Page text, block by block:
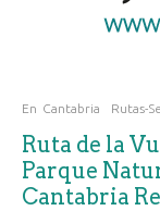
En Cantabria Rutas-
Ruta de la
Parque
Cantabria